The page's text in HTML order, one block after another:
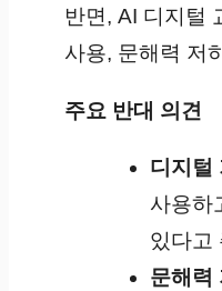
반면, AI 디지털
사용, 문해력 저
주요 반대 의견
디지털
사용하
있다고
문해력